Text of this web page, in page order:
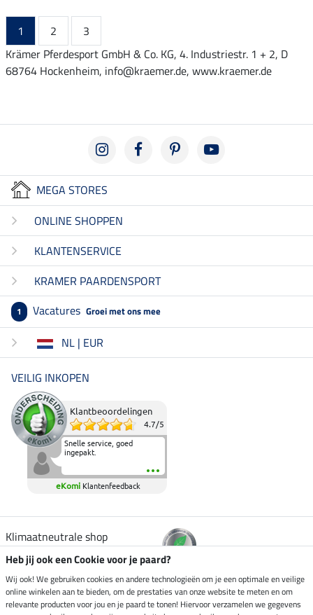
1 2
3
Krämer Pferdesport GmbH & Co. KG, 4. Industriestr. 1 + 2, D
68764 Hockenheim, info@kraemer.de, www.kraemer.de
MEGA STORES
ONLINE SHOPPEN
KLANTENSERVICE
KRAMER PAARDENSPORT
1 Vacatures Groei met ons mee
NL | EUR
VEILIG INKOPEN
Klantbeoordelingen
4.7/5
Snelle service, goed
ingepakt.
eKomi Klantenfeedback
Klimaatneutrale shop
Verzending per
Heb jij ook een Cookie voor je paard?
Wij ook! We gebruiken cookies en andere technologieën om je een optimale en veilige
online winkelen aan te bieden, om de prestaties van onze website te meten en om
relevante producten voor jou en je paard te tonen! Hiervoor verzamelen we gegevens